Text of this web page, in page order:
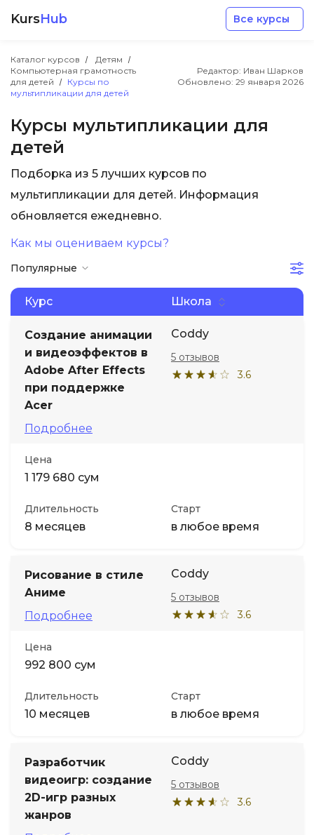
KursHub Все курсы
Каталог курсов
Детям
Компьютерная грамотность
для детей
Курсы по
мультипликации для детей
Редактор: Иван Шарков
Обновлено: 29 января 2026
Курсы мультипликации для
детей
Подборка из 5 лучших курсов по
мультипликации для детей. Информация
обновляется ежедневно.
Как мы оцениваем курсы?
Популярные
Курс Школа
Создание анимации
и видеоэффектов в
Adobe After Effects
при поддержке
Acer
Подробнее
Coddy
3.6
5 отзывов
Цена
1 179 680 сум
Длительность
8 месяцев
Старт
в любое время
Рисование в стиле
Аниме
Подробнее
Coddy
3.6
5 отзывов
Цена
992 800 сум
Длительность
10 месяцев
Старт
в любое время
Разработчик
видеоигр: создание
2D-игр разных
жанров
Coddy
3.6
5 отзывов
Разработка
Маркетинг
Аналитика
Менеджмент
Иностранные языки
Soft Skills
ДПО
Детям
Акции и промокоды